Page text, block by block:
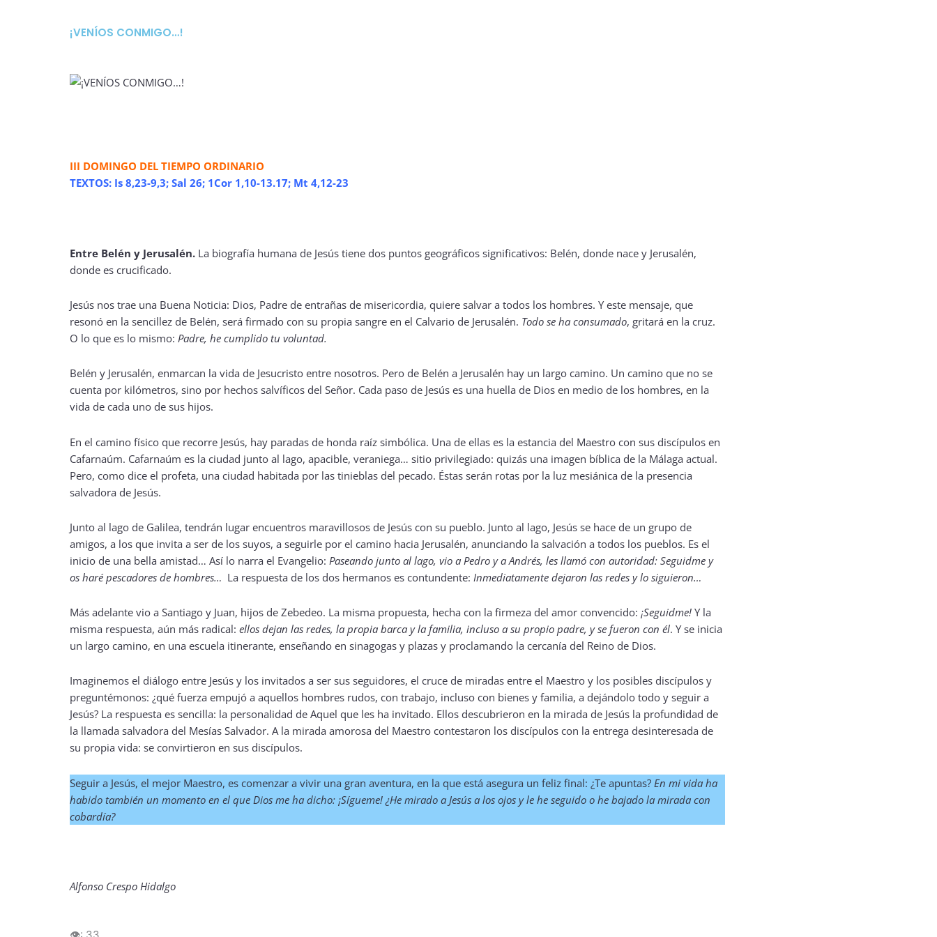
¡VENÍOS CONMIGO…!
III DOMINGO DEL TIEMPO ORDINARIO
TEXTOS: Is 8,23-9,3; Sal 26; 1Cor 1,10-13.17; Mt 4,12-23
Entre Belén y Jerusalén. La biografía humana de Jesús tiene dos puntos geográficos significativos: Belén, donde nace y Jerusalén,
donde es crucificado.
Jesús nos trae una Buena Noticia: Dios, Padre de entrañas de misericordia, quiere salvar a todos los hombres. Y este mensaje, que
resonó en la sencillez de Belén, será firmado con su propia sangre en el Calvario de Jerusalén. Todo se ha consumado, gritará en la cruz.
O lo que es lo mismo: Padre, he cumplido tu voluntad.
Belén y Jerusalén, enmarcan la vida de Jesucristo entre nosotros. Pero de Belén a Jerusalén hay un largo camino. Un camino que no se
cuenta por kilómetros, sino por hechos salvíficos del Señor. Cada paso de Jesús es una huella de Dios en medio de los hombres, en la
vida de cada uno de sus hijos.
En el camino físico que recorre Jesús, hay paradas de honda raíz simbólica. Una de ellas es la estancia del Maestro con sus discípulos en
Cafarnaúm. Cafarnaúm es la ciudad junto al lago, apacible, veraniega… sitio privilegiado: quizás una imagen bíblica de la Málaga actual.
Pero, como dice el profeta, una ciudad habitada por las tinieblas del pecado. Éstas serán rotas por la luz mesiánica de la presencia
salvadora de Jesús.
Junto al lago de Galilea, tendrán lugar encuentros maravillosos de Jesús con su pueblo. Junto al lago, Jesús se hace de un grupo de
amigos, a los que invita a ser de los suyos, a seguirle por el camino hacia Jerusalén, anunciando la salvación a todos los pueblos. Es el
inicio de una bella amistad… Así lo narra el Evangelio: Paseando junto al lago, vio a Pedro y a Andrés, les llamó con autoridad: Seguidme y
os haré pescadores de hombres… La respuesta de los dos hermanos es contundente: Inmediatamente dejaron las redes y lo siguieron…
Más adelante vio a Santiago y Juan, hijos de Zebedeo. La misma propuesta, hecha con la firmeza del amor convencido: ¡Seguidme! Y la
misma respuesta, aún más radical: ellos dejan las redes, la propia barca y la familia, incluso a su propio padre, y se fueron con él. Y se inicia
un largo camino, en una escuela itinerante, enseñando en sinagogas y plazas y proclamando la cercanía del Reino de Dios.
Imaginemos el diálogo entre Jesús y los invitados a ser sus seguidores, el cruce de miradas entre el Maestro y los posibles discípulos y
preguntémonos: ¿qué fuerza empujó a aquellos hombres rudos, con trabajo, incluso con bienes y familia, a dejándolo todo y seguir a
Jesús? La respuesta es sencilla: la personalidad de Aquel que les ha invitado. Ellos descubrieron en la mirada de Jesús la profundidad de
la llamada salvadora del Mesías Salvador. A la mirada amorosa del Maestro contestaron los discípulos con la entrega desinteresada de
su propia vida: se convirtieron en sus discípulos.
Seguir a Jesús, el mejor Maestro, es comenzar a vivir una gran aventura, en la que está asegura un feliz final: ¿Te apuntas? En mi vida ha
habido también un momento en el que Dios me ha dicho: ¡Sígueme! ¿He mirado a Jesús a los ojos y le he seguido o he bajado la mirada con
cobardía?
Alfonso Crespo Hidalgo